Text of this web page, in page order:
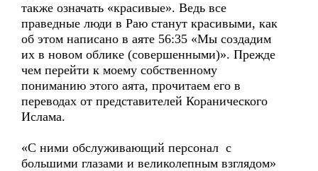
также означать «красивые». Ведь все
праведные люди в Раю станут красивыми, как
об этом написано в аяте 56:35 «Мы создадим
их в новом облике (совершенными)». Прежде
чем перейти к моему собственному
пониманию этого аята, прочитаем его в
переводах от представителей Коранического
Ислама.
«С ними обслуживающий персонал с
большими глазами и великолепным взглядом»